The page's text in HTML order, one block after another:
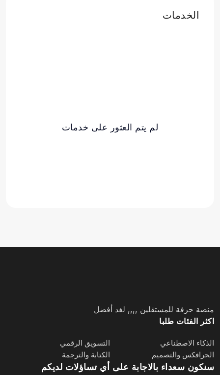
الخدمات
لم يتم العثور على خدمات
منصة حرفة للمستقلين ,,,, لغد أفضل
اكثر الفئات طلبا
الذكاء الاصطناعي
التسويق الرقمي
الجرافكس والتصميم
الكتابة والترجمة
سنكون سعداء بالاجابة على أي تساؤلات لديكم